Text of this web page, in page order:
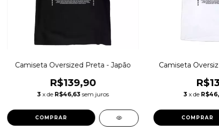
Camiseta Oversized Preta - Japão
R$139,90
3 x de R$46,63 sem juros
COMPRAR
Camiseta
3 x de
COMPRAR